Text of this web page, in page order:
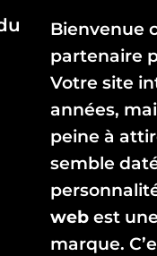
Bienvenue
partenaire
Votre site
années,
peine à
semble
web est
marque.